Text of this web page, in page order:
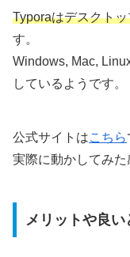
Typoraはデスクト
す。
Windows, Mac,
しているようです。
公式サイトはこちら
実際に動かしてみた
メリットや良い